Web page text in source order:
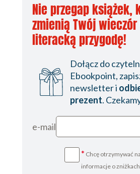
Nie przegap książek,
zmienią Twój
literacką przygodę!
Dołącz do
Ebookpoint,
newsletter i
prezent.
e-mail
* Chcę otrzymywać
informacje o